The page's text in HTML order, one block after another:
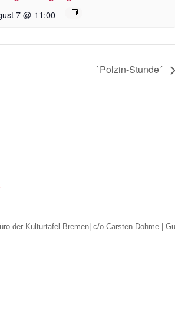
7 @ 11:00
`Polzin-Stunde´
der Kulturtafel-Bremen| c/o Carsten Dohme |